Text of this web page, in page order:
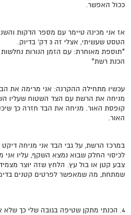
ככול האפשר.
אז אני מכינה טיימר עם מספר הדקות
הטסט שעשיתי, אצלי זה 3 דק' בדיוק.
*תוספת מאוחרת: עם הזמן הנורות נחלשות
הכנת רשת*
עכשיו מתחילה ההקרנה: אני מרימה את
מניחה את הרשת עם הצד השטוח שעליו
קופסת האור. מניחה את הבד חזרה כך
האור.
במרכז הרשת, על גבי הבד אני מניחה דיקט
לכיסוי החלק שבוא נמצא השקף, עליו אני
צבע קטן או בול עץ. הלחץ שזה יוצר
שמתחת, מה שמאפשר לפרטים קטנים
4. הכנתי מתקן שטיפה בגובה שלי כך